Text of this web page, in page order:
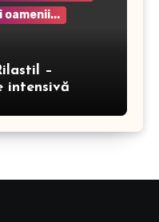
oamenii...
–
intensivă